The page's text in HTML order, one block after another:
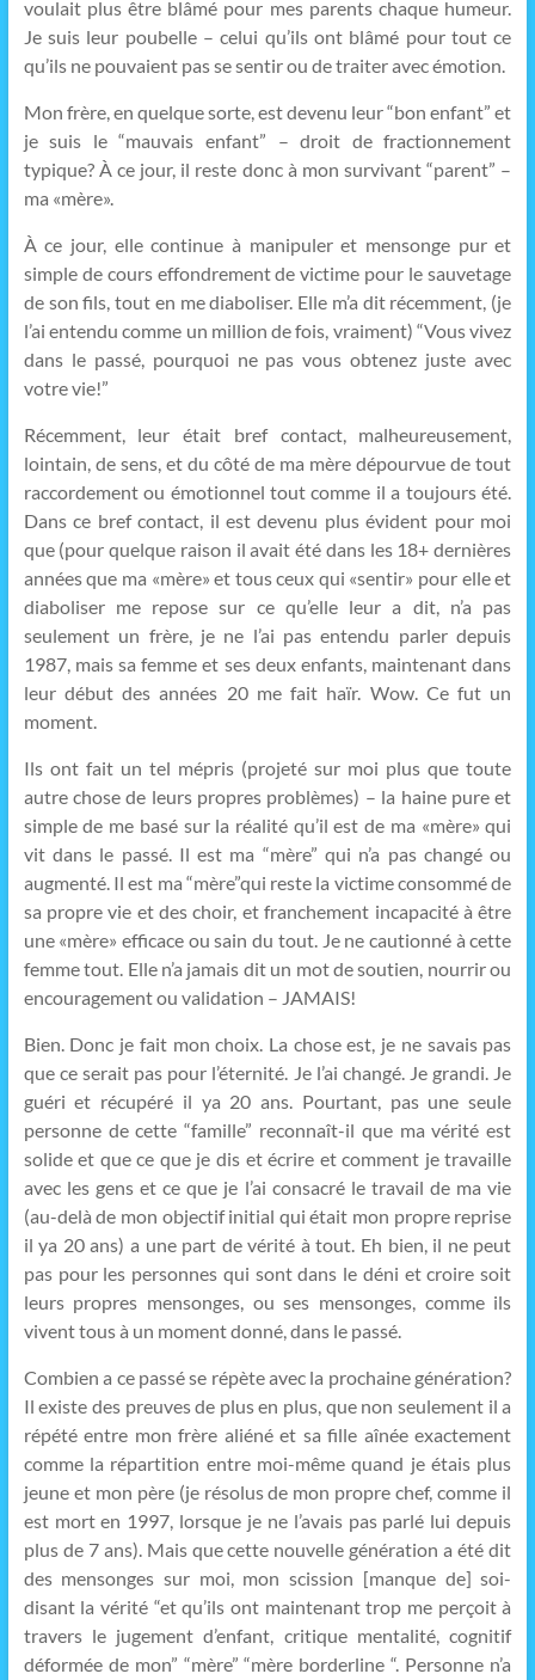
voulait plus être blâmé pour mes parents chaque humeur.
Je suis leur poubelle – celui qu’ils ont blâmé pour tout ce
qu’ils ne pouvaient pas se sentir ou de traiter avec émotion.
Mon frère, en quelque sorte, est devenu leur “bon enfant” et
je suis le “mauvais enfant” – droit de fractionnement
typique? À ce jour, il reste donc à mon survivant “parent” –
ma «mère».
À ce jour, elle continue à manipuler et mensonge pur et
simple de cours effondrement de victime pour le sauvetage
de son fils, tout en me diaboliser. Elle m’a dit récemment, (je
l’ai entendu comme un million de fois, vraiment) “Vous vivez
dans le passé, pourquoi ne pas vous obtenez juste avec
votre vie!”
Récemment, leur était bref contact, malheureusement,
lointain, de sens, et du côté de ma mère dépourvue de tout
raccordement ou émotionnel tout comme il a toujours été.
Dans ce bref contact, il est devenu plus évident pour moi
que (pour quelque raison il avait été dans les 18+ dernières
années que ma «mère» et tous ceux qui «sentir» pour elle et
diaboliser me repose sur ce qu’elle leur a dit, n’a pas
seulement un frère, je ne l’ai pas entendu parler depuis
1987, mais sa femme et ses deux enfants, maintenant dans
leur début des années 20 me fait haïr. Wow. Ce fut un
moment.
Ils ont fait un tel mépris (projeté sur moi plus que toute
autre chose de leurs propres problèmes) – la haine pure et
simple de me basé sur la réalité qu’il est de ma «mère» qui
vit dans le passé. Il est ma “mère” qui n’a pas changé ou
augmenté. Il est ma “mère”qui reste la victime consommé de
sa propre vie et des choir, et franchement incapacité à être
une «mère» efficace ou sain du tout. Je ne cautionné à cette
femme tout. Elle n’a jamais dit un mot de soutien, nourrir ou
encouragement ou validation – JAMAIS!
Bien. Donc je fait mon choix. La chose est, je ne savais pas
que ce serait pas pour l’éternité. Je l’ai changé. Je grandi. Je
guéri et récupéré il ya 20 ans. Pourtant, pas une seule
personne de cette “famille” reconnaît-il que ma vérité est
solide et que ce que je dis et écrire et comment je travaille
avec les gens et ce que je l’ai consacré le travail de ma vie
(au-delà de mon objectif initial qui était mon propre reprise
il ya 20 ans) a une part de vérité à tout. Eh bien, il ne peut
pas pour les personnes qui sont dans le déni et croire soit
leurs propres mensonges, ou ses mensonges, comme ils
vivent tous à un moment donné, dans le passé.
Combien a ce passé se répète avec la prochaine génération?
Il existe des preuves de plus en plus, que non seulement il a
répété entre mon frère aliéné et sa fille aînée exactement
comme la répartition entre moi-même quand je étais plus
jeune et mon père (je résolus de mon propre chef, comme il
est mort en 1997, lorsque je ne l’avais pas parlé lui depuis
plus de 7 ans). Mais que cette nouvelle génération a été dit
des mensonges sur moi, mon scission [manque de] soi-
disant la vérité “et qu’ils ont maintenant trop me perçoit à
travers le jugement d’enfant, critique mentalité, cognitif
déformée de mon” “mère” “mère borderline “. Personne n’a